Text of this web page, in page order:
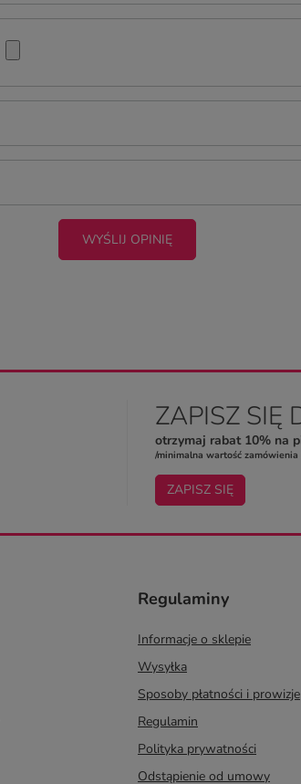
WYŚLIJ OPINIĘ
ZAPISZ SIĘ
otrzymaj rabat 10% na
/minimalna wartość zamówienia
ZAPISZ SIĘ
Regulaminy
Informacje o sklepie
Wysyłka
Sposoby płatności i prowizje
Regulamin
Polityka prywatności
Odstąpienie od umowy